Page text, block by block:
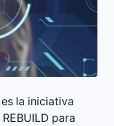
es la iniciativa
para